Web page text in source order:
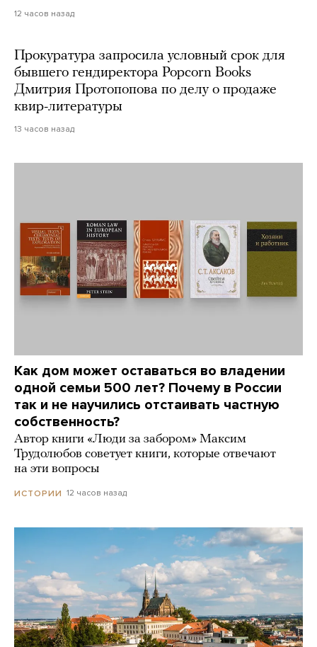
12 часов назад
Прокуратура запросила условный срок для
бывшего гендиректора Popcorn Books
Дмитрия Протопопова по делу о продаже
квир-литературы
13 часов назад
Как дом может оставаться во владении
одной семьи 500 лет? Почему в России
так и не научились отстаивать частную
собственность?
Автор книги «Люди за забором» Максим
Трудолюбов советует книги, которые отвечают
на эти вопросы
ИСТОРИИ 12 часов назад